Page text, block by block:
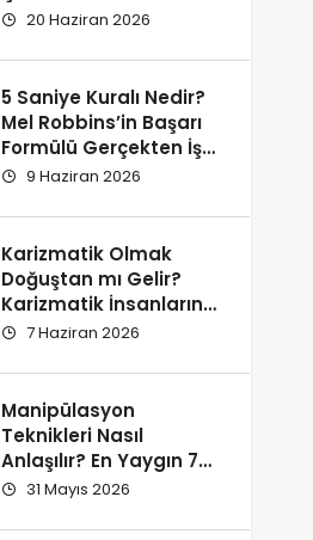
20 Haziran 2026
5 Saniye Kuralı Nedir?
Mel Robbins’in Başarı
Formülü Gerçekten İşe
Yarıyor
9 Haziran 2026
Karizmatik Olmak
Doğuştan mı Gelir?
Karizmatik İnsanların
Ortak Özellikleri
7 Haziran 2026
Manipülasyon
Teknikleri Nasıl
Anlaşılır? En Yaygın 7
İşaret
31 Mayıs 2026